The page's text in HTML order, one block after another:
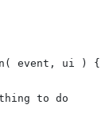
event, ui ) {
to do